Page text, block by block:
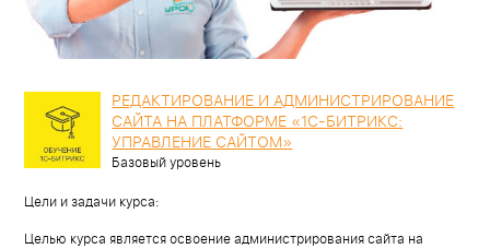
РЕДАКТИРОВАНИЕ И АДМИНИСТРИРОВАНИЕ
САЙТА НА ПЛАТФОРМЕ «1С-БИТРИКС:
УПРАВЛЕНИЕ САЙТОМ»
Базовый уровень
Цели и задачи курса:
Целью курса является освоение администрирования сайта на